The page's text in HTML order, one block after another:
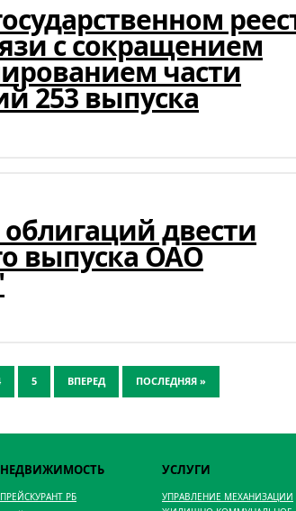
с сокращением
части
253 выпуска
двести
выпуска ОАО
5 ВПЕРЕД ПОСЛЕДНЯЯ »
НЕДВИЖИМОСТЬ
ПРЕЙСКУРАНТ РБ
УСЛУГИ
УПРАВЛЕНИЕ МЕХАНИЗАЦИИ